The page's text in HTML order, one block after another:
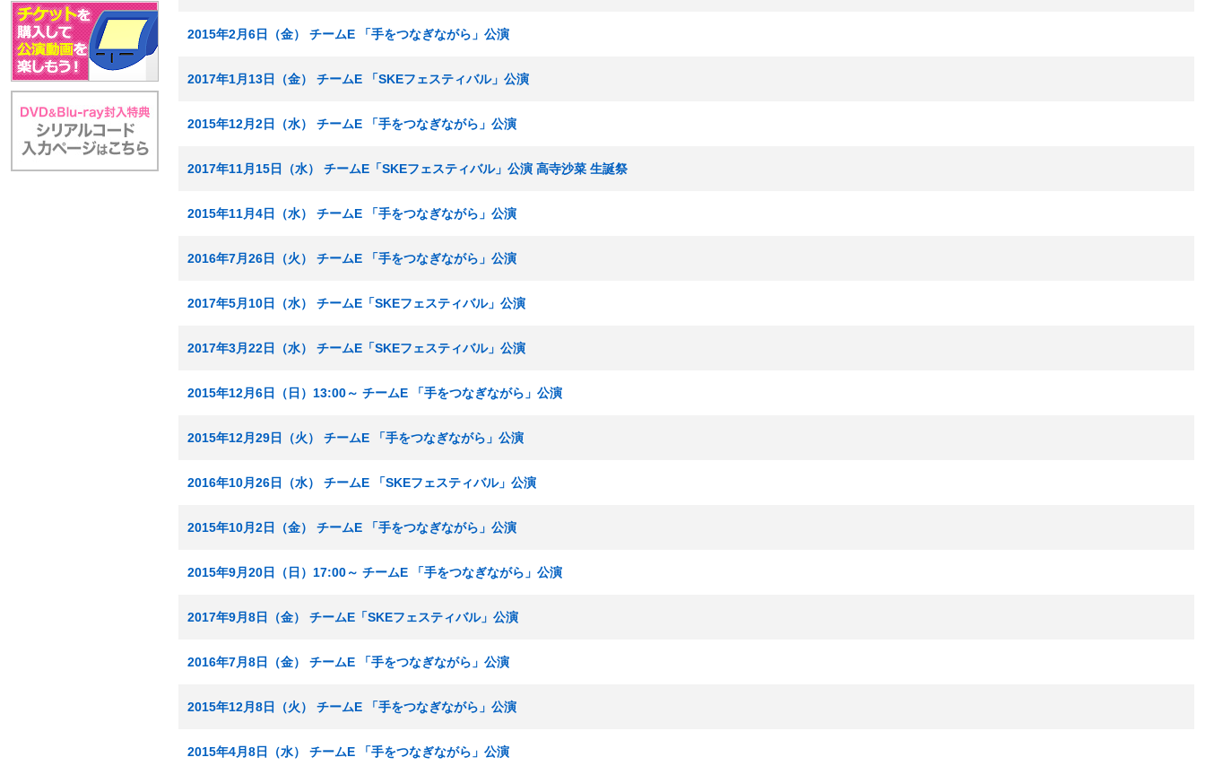
2015年2月6日（金） チームE 「手をつなぎながら」公演
2017年1月13日（金） チームE 「SKEフェスティバル」公演
2015年12月2日（水） チームE 「手をつなぎながら」公演
2017年11月15日（水） チームE「SKEフェスティバル」公演 高寺沙菜 生誕祭
2015年11月4日（水） チームE 「手をつなぎながら」公演
2016年7月26日（火） チームE 「手をつなぎながら」公演
2017年5月10日（水） チームE「SKEフェスティバル」公演
2017年3月22日（水） チームE「SKEフェスティバル」公演
2015年12月6日（日）13:00～ チームE 「手をつなぎながら」公演
2015年12月29日（火） チームE 「手をつなぎながら」公演
2016年10月26日（水） チームE 「SKEフェスティバル」公演
2015年10月2日（金） チームE 「手をつなぎながら」公演
2015年9月20日（日）17:00～ チームE 「手をつなぎながら」公演
2017年9月8日（金） チームE「SKEフェスティバル」公演
2016年7月8日（金） チームE 「手をつなぎながら」公演
2015年12月8日（火） チームE 「手をつなぎながら」公演
2015年4月8日（水） チームE 「手をつなぎながら」公演